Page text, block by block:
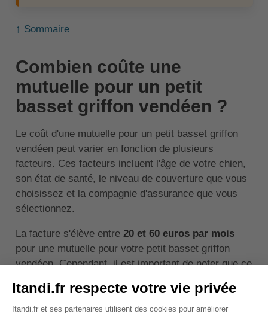
↑ Sommaire
Combien coûte une
mutuelle pour un petit
basset griffon vendéen ?
Le coût d'une mutuelle pour un petit basset griffon
vendéen peut varier en fonction de plusieurs
facteurs. Ces facteurs incluent l'âge de votre chien,
son état de santé, le niveau de couverture que vous
choisissez et la compagnie d'assurance que vous
sélectionnez.
La facture s'élève entre 20 et 60 euros par mois
pour une mutuelle pour votre petit basset griffon
vendéen. Cependant, il est important de noter que ce
de santé existants ou à mesure qu'il vieillit.